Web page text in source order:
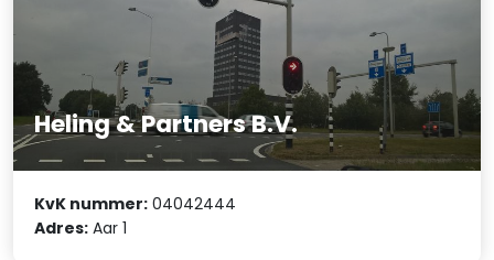
Heling & Partners B.V.
KvK nummer: 04042444
Adres: Aar 1